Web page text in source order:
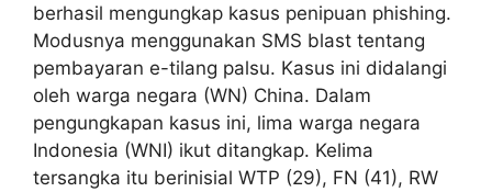
berhasil mengungkap kasus penipuan phishing.
Modusnya menggunakan SMS blast tentang
pembayaran e-tilang palsu. Kasus ini didalangi
oleh warga negara (WN) China. Dalam
pengungkapan kasus ini, lima warga negara
Indonesia (WNI) ikut ditangkap. Kelima
tersangka itu berinisial WTP (29), FN (41), RW